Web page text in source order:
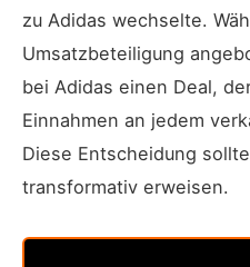
zu Adidas wechselte.
Umsatzbeteiligung
bei Adidas einen Deal,
Einnahmen an jedem
Diese Entscheidung
transformativ erweisen.